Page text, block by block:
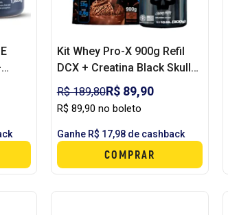
Kit Whey Pro-X 900g Refil
DCX + Creatina Black Skull
300g Grátis
R$ 189,80R$ 89,90
R$ 89,90 no boleto
Ganhe R$ 17,98 de cashback
COMPRAR